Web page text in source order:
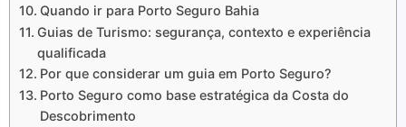
Quando ir para Porto Seguro Bahia
Guias de Turismo: segurança, contexto e experiência
qualificada
Por que considerar um guia em Porto Seguro?
Porto Seguro como base estratégica da Costa do
Descobrimento